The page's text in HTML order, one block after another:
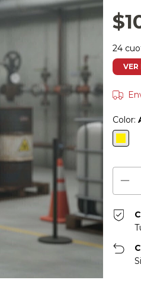
24
VER
Color: